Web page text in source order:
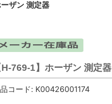
ザン 測定器
H-769-1】ホーザン 測定器
コード: K00426001174